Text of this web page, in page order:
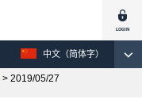
中文（简体字）
> 2019/05/27